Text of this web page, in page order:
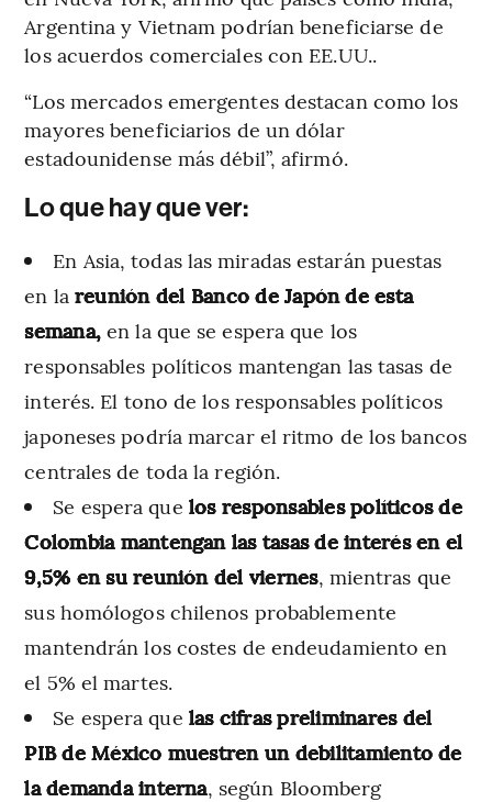
Argentina y Vietnam podrían beneficiarse de
los acuerdos comerciales con EE.UU..
“Los mercados emergentes destacan como los
mayores beneficiarios de un dólar
estadounidense más débil”, afirmó.
Lo que hay que ver:
En Asia, todas las miradas estarán puestas
en la reunión del Banco de Japón de esta
semana, en la que se espera que los
responsables políticos mantengan las tasas de
interés. El tono de los responsables políticos
japoneses podría marcar el ritmo de los bancos
centrales de toda la región.
Se espera que los responsables políticos de
Colombia mantengan las tasas de interés en el
9,5% en su reunión del viernes, mientras que
sus homólogos chilenos probablemente
mantendrán los costes de endeudamiento en
el 5% el martes.
Se espera que las cifras preliminares del
PIB de México muestren un debilitamiento de
la demanda interna, según Bloomberg